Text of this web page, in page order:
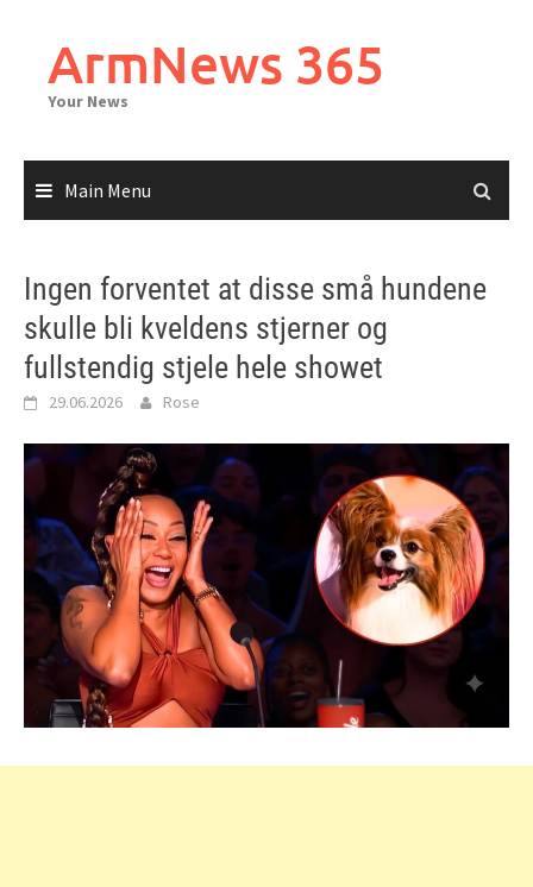
contentArmNews 365
Your News
Main Menu
Ingen forventet at disse små hundene
skulle bli kveldens stjerner og
fullstendig stjele hele showet
29.06.2026 Rose